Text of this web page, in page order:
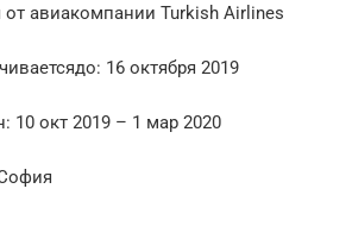
авиакомпании Turkish Airlines
16 октября 2019
10 окт 2019 – 1 мар 2020